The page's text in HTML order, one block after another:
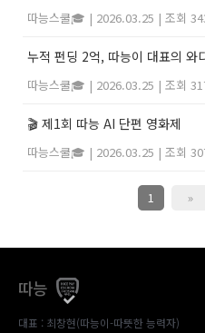
따능스쿨🎓 | 2026.03.25 | 조회
누적 펀딩 2억, 따능이 대표의 와
따능스쿨🎓 | 2026.03.25 | 조회
🎬 제1회 따능 AI 단편 영화제
따능스쿨🎓 | 2026.03.25 | 조회
1 »
따능
대표 : 최창현(따능이-따뜻한 능력자)